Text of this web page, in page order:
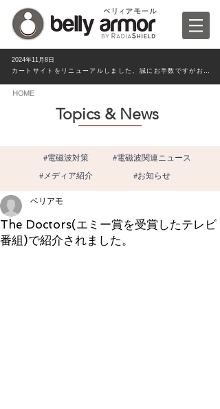
2024年11月8日
カートサイトをリニューアルしました。誠にお手数ですがお客様情報は新たにご入力ください。
HOME
Topics & News
#電磁波対策
#メディア紹介
#電磁波関連ニュース
#お知らせ
The Doctors(エミー賞を受賞したテレビ
番組)で紹介されました。
ベリアモ